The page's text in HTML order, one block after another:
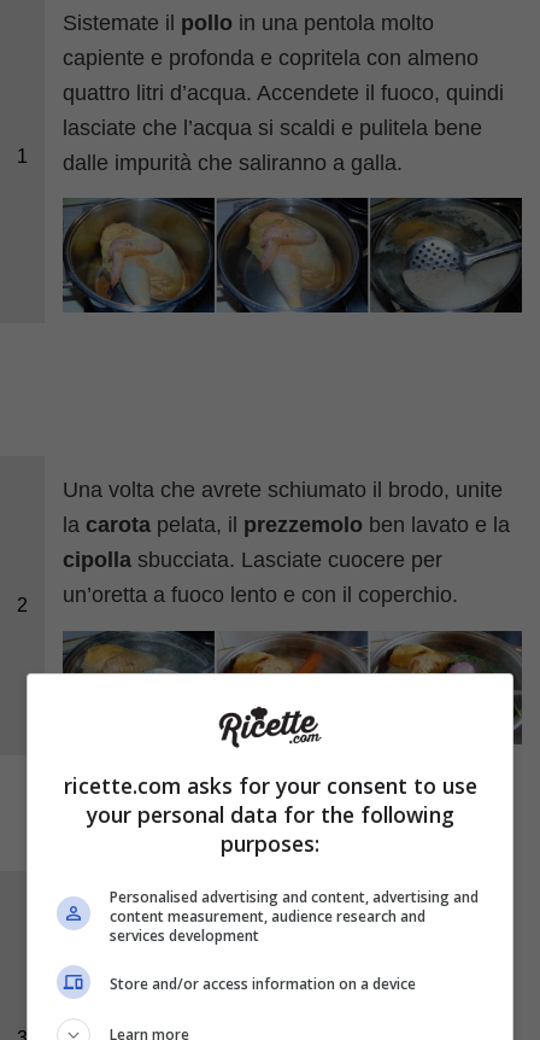
1
Sistemate il pollo in una pentola molto
capiente e profonda e copritela con almeno
quattro litri d’acqua. Accendete il fuoco, quindi
lasciate che l’acqua si scaldi e pulitela bene
dalle impurità che saliranno a galla.
2
Una volta che avrete schiumato il brodo, unite
la carota pelata, il prezzemolo ben lavato e la
cipolla sbucciata. Lasciate cuocere per
un’oretta a fuoco lento e con il coperchio.
Trascorso il tempo unite ilpomodorolavato e
leggermente inciso, quindi salate e lasciate
sobbollire il brodo per un paio di ore. Una volta
ricette.com asks for your consent to use
your personal data for the following
purposes:
Personalised advertising and content, advertising and
content measurement, audience research and
services development
Store and/or access information on a device
Learn more